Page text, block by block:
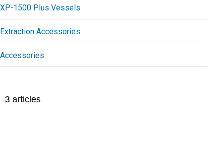
3 articles
XP-1500 Plus Vessels
Extraction Accessories
Accessories